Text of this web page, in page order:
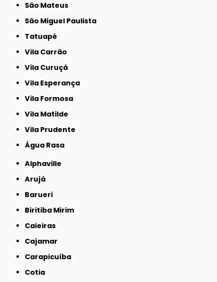
São Mateus
São Miguel Paulista
Tatuapé
Vila Carrão
Vila Curuçá
Vila Esperança
Vila Formosa
Vila Matilde
Vila Prudente
Água Rasa
Alphaville
Arujá
Barueri
Biritiba Mirim
Caieiras
Cajamar
Carapicuíba
Cotia